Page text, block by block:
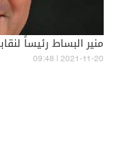
منير البساط رئيساً
09:48 | 2021-11-20